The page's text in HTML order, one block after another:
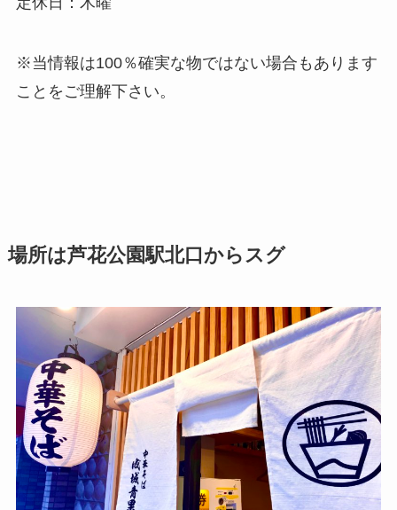
※当情報は100％確実な物ではない場合もあります
ことをご理解下さい。
場所は芦花公園駅北口からスグ